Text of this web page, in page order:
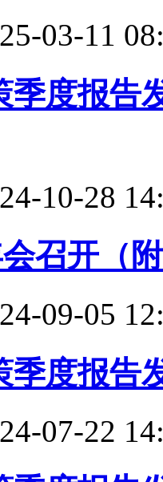
03-11
季度报告
10-28
召开（
09-05
季度报告
07-22